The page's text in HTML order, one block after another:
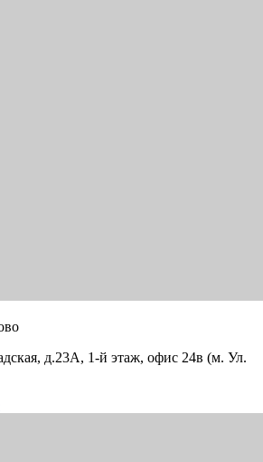
д.23А, 1-й этаж, офис 24в (м. Ул.